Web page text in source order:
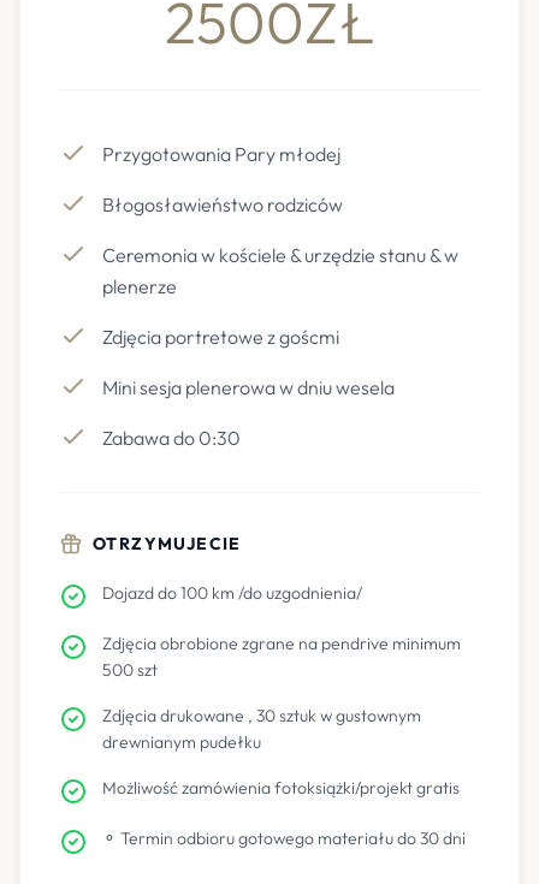
2500ZŁ
Przygotowania Pary młodej
Błogosławieństwo rodziców
Ceremonia w kościele & urzędzie stanu & w
plenerze
Zdjęcia portretowe z goścmi
Mini sesja plenerowa w dniu wesela
Zabawa do 0:30
OTRZYMUJECIE
Dojazd do 100 km /do uzgodnienia/
Zdjęcia obrobione zgrane na pendrive minimum
500 szt
Zdjęcia drukowane , 30 sztuk w gustownym
drewnianym pudełku
Możliwość zamówienia fotoksiążki/projekt gratis
⚬ Termin odbioru gotowego materiału do 30 dni